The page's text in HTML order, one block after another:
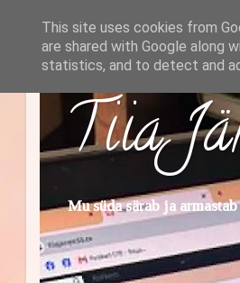
Tiia
Mu süda särab ja
This site uses cookies from
are shared with Google along
statistics, and to detect and